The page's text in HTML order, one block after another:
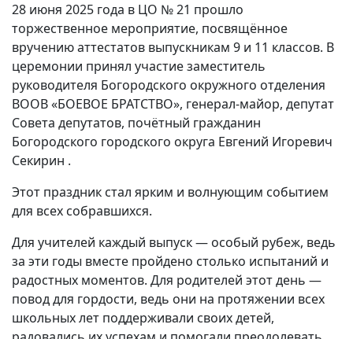
28 июня 2025 года в ЦО № 21 прошло
торжественное мероприятие, посвящённое
вручению аттестатов выпускникам 9 и 11 классов. В
церемонии принял участие заместитель
руководителя Богородского окружного отделения
ВООВ «БОЕВОЕ БРАТСТВО», генерал-майор, депутат
Совета депутатов, почётный гражданин
Богородского городского округа Евгений Игоревич
Секирин .
Этот праздник стал ярким и волнующим событием
для всех собравшихся.
Для учителей каждый выпуск — особый рубеж, ведь
за эти годы вместе пройдено столько испытаний и
радостных моментов. Для родителей этот день —
повод для гордости, ведь они на протяжении всех
школьных лет поддерживали своих детей,